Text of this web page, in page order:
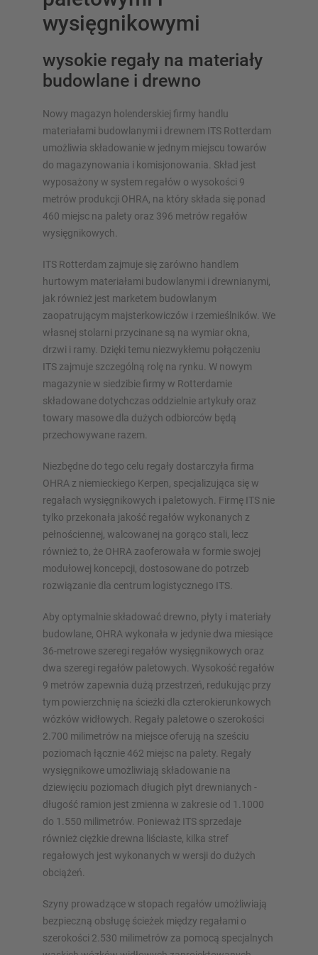
wysięgnikowymi
wysokie regały na materiały
budowlane i drewno
Nowy magazyn holenderskiej firmy handlu
materiałami budowlanymi i drewnem ITS Rotterdam
umożliwia składowanie w jednym miejscu towarów
do magazynowania i komisjonowania. Skład jest
wyposażony w system regałów o wysokości 9
metrów produkcji OHRA, na który składa się ponad
460 miejsc na palety oraz 396 metrów regałów
wysięgnikowych.
ITS Rotterdam zajmuje się zarówno handlem
hurtowym materiałami budowlanymi i drewnianymi,
jak również jest marketem budowlanym
zaopatrującym majsterkowiczów i rzemieślników. We
własnej stolarni przycinane są na wymiar okna,
drzwi i ramy. Dzięki temu niezwykłemu połączeniu
ITS zajmuje szczególną rolę na rynku. W nowym
magazynie w siedzibie firmy w Rotterdamie
składowane dotychczas oddzielnie artykuły oraz
towary masowe dla dużych odbiorców będą
przechowywane razem.
Niezbędne do tego celu regały dostarczyła firma
OHRA z niemieckiego Kerpen, specjalizująca się w
regałach wysięgnikowych i paletowych. Firmę ITS nie
tylko przekonała jakość regałów wykonanych z
pełnościennej, walcowanej na gorąco stali, lecz
również to, że OHRA zaoferowała w formie swojej
modułowej koncepcji, dostosowane do potrzeb
rozwiązanie dla centrum logistycznego ITS.
Aby optymalnie składować drewno, płyty i materiały
budowlane, OHRA wykonała w jedynie dwa miesiące
36-metrowe szeregi regałów wysięgnikowych oraz
dwa szeregi regałów paletowych. Wysokość regałów
9 metrów zapewnia dużą przestrzeń, redukując przy
tym powierzchnię na ścieżki dla czterokierunkowych
wózków widłowych. Regały paletowe o szerokości
2.700 milimetrów na miejsce oferują na sześciu
poziomach łącznie 462 miejsc na palety. Regały
wysięgnikowe umożliwiają składowanie na
dziewięciu poziomach długich płyt drewnianych -
długość ramion jest zmienna w zakresie od 1.1000
do 1.550 milimetrów. Ponieważ ITS sprzedaje
również ciężkie drewna liściaste, kilka stref
regałowych jest wykonanych w wersji do dużych
obciążeń.
Szyny prowadzące w stopach regałów umożliwiają
bezpieczną obsługę ścieżek między regałami o
szerokości 2.530 milimetrów za pomocą specjalnych
PRZEGLĄD SYSTEMÓW
Regały paletowy
Regały Mobilne
Magazynowanie automatyczne
Hala regałowa
Platforma magazynowa
Pionowe systemy regałowe
Zaplanuj swój system regałów indywidualnie za pomocą
naszych konfiguratorów – z bezpośrednim zapytaniem
Skonfiguruj regał teraz